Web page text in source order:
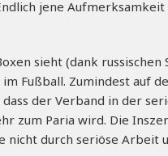
jene
sieht (dank rus­si­schen
Fuß­ball. Zumin­dest auf
der Ver­band in der
zum Paria wird. Die
nicht durch seriö­se Arbeit